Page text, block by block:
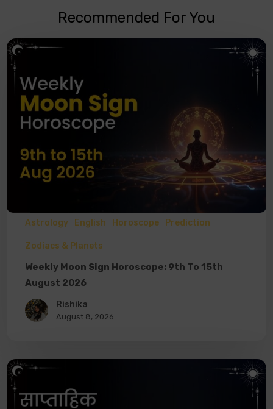
Recommended For You
Astrology English Horoscope Prediction
Zodiacs & Planets
Weekly Moon Sign Horoscope: 9th To 15th
August 2026
Rishika
August 8, 2026